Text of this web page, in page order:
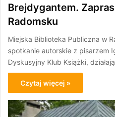
Brejdygantem.
Radomsku
Miejska Biblioteka Publiczna w
spotkanie autorskie z pisarzem
Dyskusyjny Klub Książki,
Czytaj więcej »